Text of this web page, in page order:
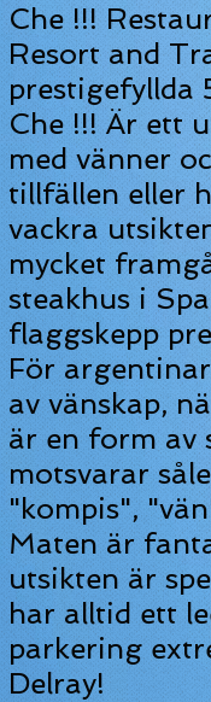
Che !!!
Resort and
prestigefyllda
Che !!! Är ett
med vänner
tillfällen eller
vackra
mycket
steakhus i
flaggskepp
För
av vänskap,
är en form av
motsvarar
"kompis",
Maten är
utsikten är
har alltid ett
parkering
Delray!